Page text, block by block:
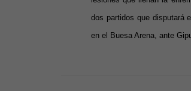
dos partidos que disputará
en el Buesa Arena, ante